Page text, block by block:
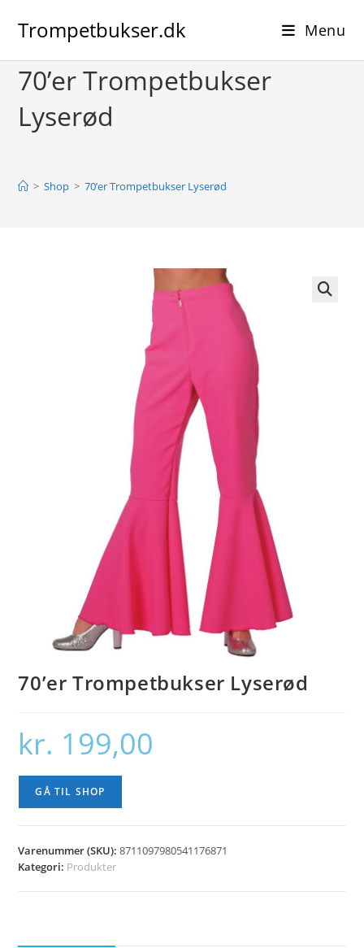
Trompetbukser.dk Menu
70’er Trompetbukser
Lyserød
> Shop > 70’er Trompetbukser Lyserød
70’er Trompetbukser Lyserød
kr. 199,00
GÅ TIL SHOP
Varenummer (SKU):8711097980541176871
Kategori: Produkter